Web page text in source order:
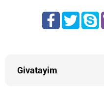
Givatayim